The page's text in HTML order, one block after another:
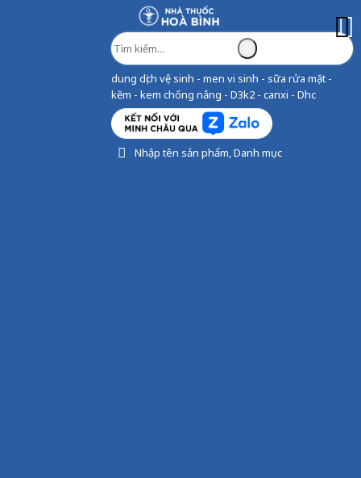
dung dịch vệ sinh - men vi sinh - sữa rửa mặt -
kẽm - kem chống nắng - D3k2 - canxi - Dhc
Nhập tên sản phẩm, Danh mục